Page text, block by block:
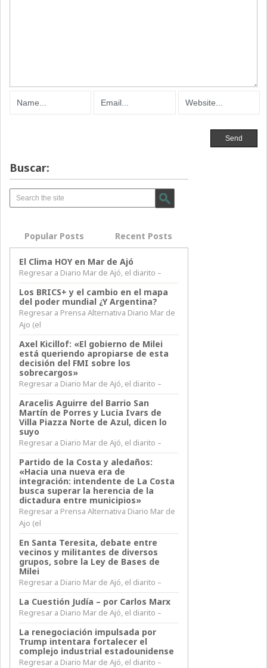
Buscar:
Popular Posts Recent Posts
El Clima HOY en Mar de Ajó
Regresar a Diario Mar de Ajó, el diarito –
Los BRICS+ y el cambio en el mapa
del poder mundial ¿Y Argentina?
Regresar a Prensa Alternativa Diario Mar de
Ajo (el
Axel Kicillof: «El gobierno de Milei
está queriendo apropiarse de esta
decisión del FMI sobre los
sobrecargos»
Regresar a Diario Mar de Ajó, el diarito –
Aracelis Aguirre del Barrio San
Martín de Porres y Lucia Ivars de
Villa Piazza Norte de Azul, dicen lo
suyo
Regresar a Diario Mar de Ajó, el diarito –
Partido de la Costa y aledaños:
«Hacia una nueva era de
integración: intendente de La Costa
busca superar la herencia de la
dictadura entre municipios»
Regresar a Prensa Alternativa Diario Mar de
Ajo (el
En Santa Teresita, debate entre
vecinos y militantes de diversos
grupos, sobre la Ley de Bases de
Milei
Regresar a Diario Mar de Ajó, el diarito –
La Cuestión Judía – por Carlos Marx
Regresar a Diario Mar de Ajó, el diarito –
La renegociación impulsada por
Trump intentara fortalecer el
complejo industrial estadounidense
Regresar a Diario Mar de Ajó, el diarito –